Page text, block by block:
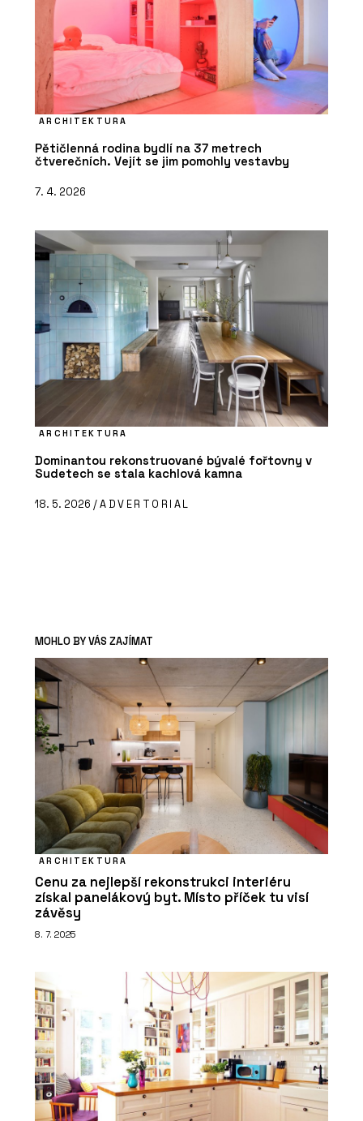
ARCHITEKTURA
Pětičlenná rodina bydlí na 37 metrech
čtverečních. Vejít se jim pomohly vestavby
7. 4. 2026
ARCHITEKTURA
Dominantou rekonstruované bývalé fořtovny v
Sudetech se stala kachlová kamna
18. 5. 2026 /ADVERTORIAL
MOHLO BY VÁS ZAJÍMAT
ARCHITEKTURA
Cenu za nejlepší rekonstrukci interiéru
získal panelákový byt. Místo příček tu visí
závěsy
8. 7. 2025